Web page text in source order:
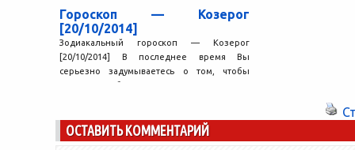
Гороскоп — Козерог
[20/10/2014]
Зодиакальный гороскоп — Козерог
[20/10/2014] В последнее время Вы
серьезно задумываетесь о том, чтобы
улучшить себя. Конечно, это непростая
ОСТАВИТЬ КОММЕНТАРИЙ